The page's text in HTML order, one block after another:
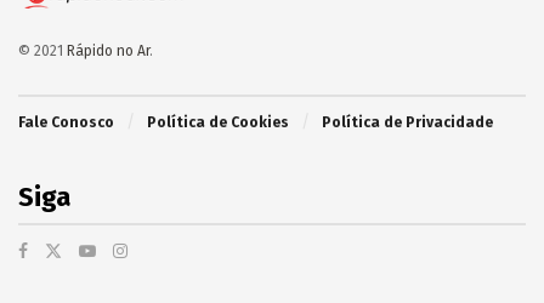
© 2021 Rápido no Ar.
Fale Conosco Política de Cookies Política de Privacidade
Siga